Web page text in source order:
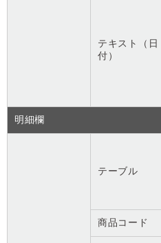
テキスト（日
付）
明細欄
テーブル
商品コード